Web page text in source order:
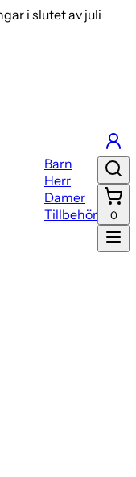
i slutet av juli
Barn
Herr
Damer
Tillbehör
0